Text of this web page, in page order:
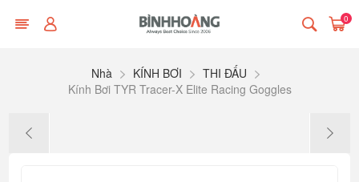
0
Nhà KÍNH BƠI
THI ĐẤU
Kính Bơi TYR Tracer-X Elite Racing Goggles